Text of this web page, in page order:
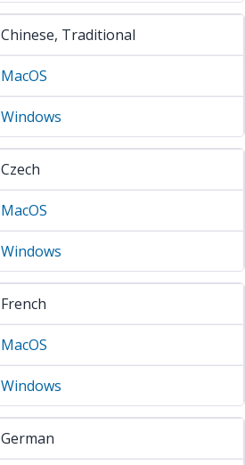
Chinese, Traditional
MacOS
Windows
Czech
MacOS
Windows
French
MacOS
Windows
German